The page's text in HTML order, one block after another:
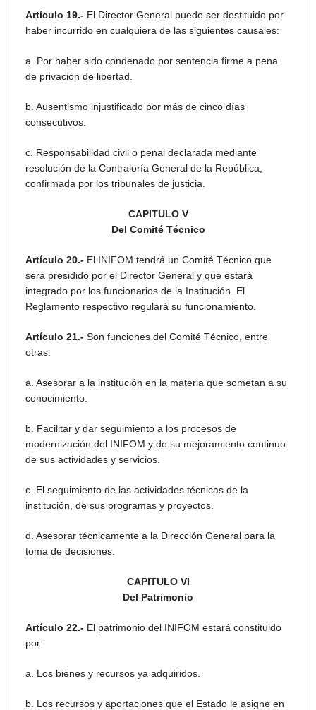
Artículo 19.- El Director General puede ser destituido por
haber incurrido en cualquiera de las siguientes causales:
a. Por haber sido condenado por sentencia firme a pena
de privación de libertad.
b. Ausentismo injustificado por más de cinco días
consecutivos.
c. Responsabilidad civil o penal declarada mediante
resolución de la Contraloría General de la República,
confirmada por los tribunales de justicia.
CAPITULO V
Del Comité Técnico
Artículo 20.- El INIFOM tendrá un Comité Técnico que
será presidido por el Director General y que estará
integrado por los funcionarios de la Institución. El
Reglamento respectivo regulará su funcionamiento.
Artículo 21.- Son funciones del Comité Técnico, entre
otras:
a. Asesorar a la institución en la materia que sometan a su
conocimiento.
b. Facilitar y dar seguimiento a los procesos de
modernización del INIFOM y de su mejoramiento continuo
de sus actividades y servicios.
c. El seguimiento de las actividades técnicas de la
institución, de sus programas y proyectos.
d. Asesorar técnicamente a la Dirección General para la
toma de decisiones.
CAPITULO VI
Del Patrimonio
Artículo 22.- El patrimonio del INIFOM estará constituido
por:
a. Los bienes y recursos ya adquiridos.
b. Los recursos y aportaciones que el Estado le asigne en